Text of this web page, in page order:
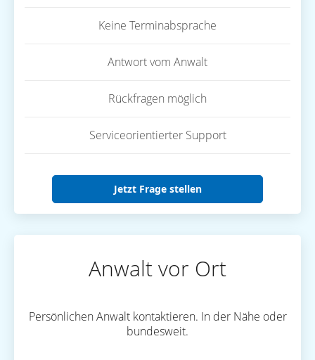
Keine Terminabsprache
Antwort vom Anwalt
Rückfragen möglich
Serviceorientierter Support
Jetzt Frage stellen
Anwalt vor Ort
Persönlichen Anwalt kontaktieren. In der Nähe oder
bundesweit.